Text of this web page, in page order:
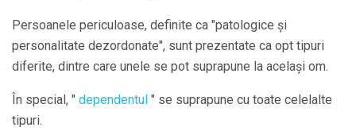
Persoanele periculoase, definite ca "patologice și
personalitate dezordonate", sunt prezentate ca opt tipuri
diferite, dintre care unele se pot suprapune la același om.
În special, " dependentul " se suprapune cu toate celelalte
tipuri.